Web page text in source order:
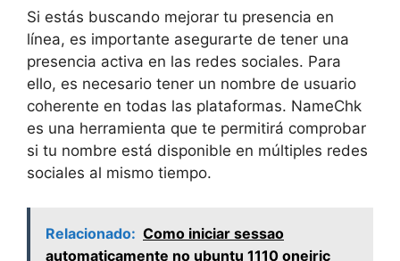
Si estás buscando mejorar tu presencia en
línea, es importante asegurarte de tener una
presencia activa en las redes sociales. Para
ello, es necesario tener un nombre de usuario
coherente en todas las plataformas. NameChk
es una herramienta que te permitirá comprobar
si tu nombre está disponible en múltiples redes
sociales al mismo tiempo.
Relacionado: Como iniciar sessao
automaticamente no ubuntu 1110 oneiric